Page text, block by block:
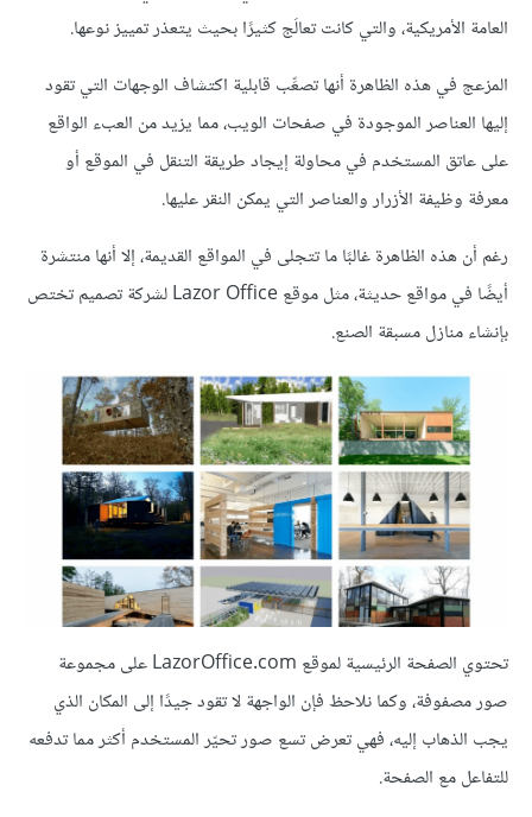
العامة الأمريكية، والتي كانت تعالَج كثيرًا بحيث يتعذر تمييز نوعها.
المزعج في هذه الظاهرة أنها تصعِّب قابلية اكتشاف الوجهات التي تقود
إليها العناصر الموجودة في صفحات الويب، مما يزيد من العبء الواقع
على عاتق المستخدم في محاولة إيجاد طريقة التنقل في الموقع أو
معرفة وظيفة الأزرار والعناصر التي يمكن النقر عليها.
رغم أن هذه الظاهرة غالبًا ما تتجلى في المواقع القديمة، إلا أنها منتشرة
أيضًا في مواقع حديثة، مثل موقع Lazor Office لشركة تصميم تختص
بإنشاء منازل مسبقة الصنع.
تحتوي الصفحة الرئيسية لموقع LazorOffice.com على مجموعة
صور مصفوفة، وكما نلاحظ فإن الواجهة لا تقود جيدًا إلى المكان الذي
يجب الذهاب إليه، فهي تعرض تسع صور تحيّر المستخدم أكثر مما تدفعه
للتفاعل مع الصفحة.